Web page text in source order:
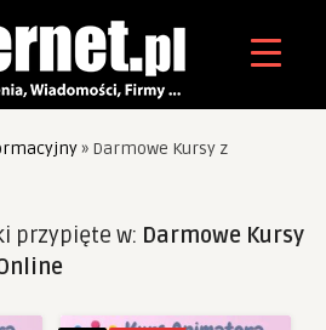
» Darmowe Kursy z
przypięte w: Darmowe Kursy